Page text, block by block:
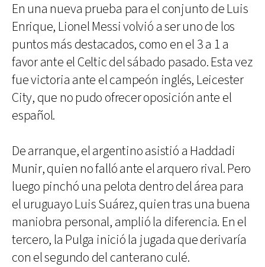
En una nueva prueba para el conjunto de Luis
Enrique, Lionel Messi volvió a ser uno de los
puntos más destacados, como en el 3 a 1 a
favor ante el Celtic del sábado pasado. Esta vez
fue victoria ante el campeón inglés, Leicester
City, que no pudo ofrecer oposición ante el
español.
De arranque, el argentino asistió a Haddadi
Munir, quien no falló ante el arquero rival. Pero
luego pinchó una pelota dentro del área para
el uruguayo Luis Suárez, quien tras una buena
maniobra personal, amplió la diferencia. En el
tercero, la Pulga inició la jugada que derivaría
con el segundo del canterano culé.